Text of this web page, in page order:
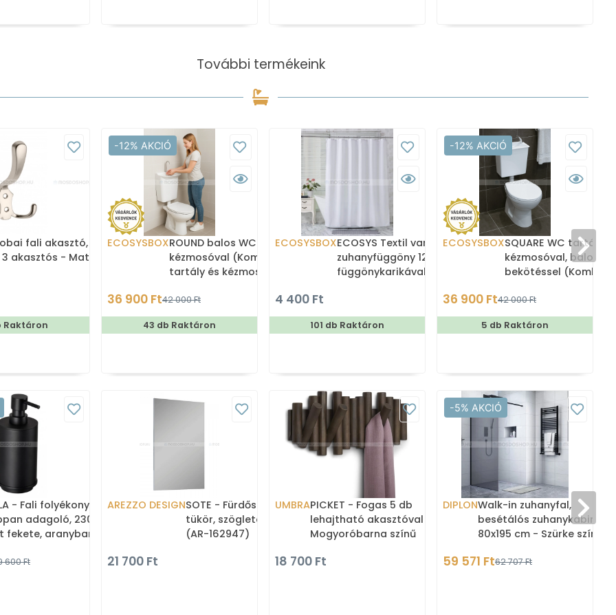
További termékeink
fali akasztó,
akasztós - Matt
Raktáron
-12% AKCIÓ
ECOSYSBOXROUND balos WC tartály
kézmosóval (Kombi WC
tartály és kézmosó)
36 900 Ft42 000 Ft
43 db Raktáron
ECOSYSBOXECOSYS Textil varrott
zuhanyfüggöny 12db
függönykarikával
Zuhanyfüggöny textil
4 400 Ft
101 db Raktáron
-12% AKCIÓ
ECOSYSBOXSQUARE WC tartály
kézmosóval, baloldali
bekötéssel (Kombi
36 900 Ft42 000 Ft
5 db Raktáron
- Fali folyékony
adagoló, 230ml -
fekete, aranybarna
600 Ft
AREZZO DESIGNSOTE - Fürdőszobai fali
tükör, szögletes, 40x70cm
(AR-162947)
21 700 Ft
UMBRAPICKET - Fogas 5 db
lehajtható akasztóval -
Mogyoróbarna színű
18 700 Ft
-5% AKCIÓ
DIPLONWalk-in zuhanyfal,
besétálós zuhanykabin -
80x195 cm - Szürke színű
59 571 Ft62 707 Ft